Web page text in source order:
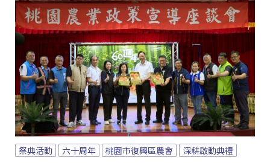
祭典活動 六十周年 桃園市復興區農會 深耕啟動典禮